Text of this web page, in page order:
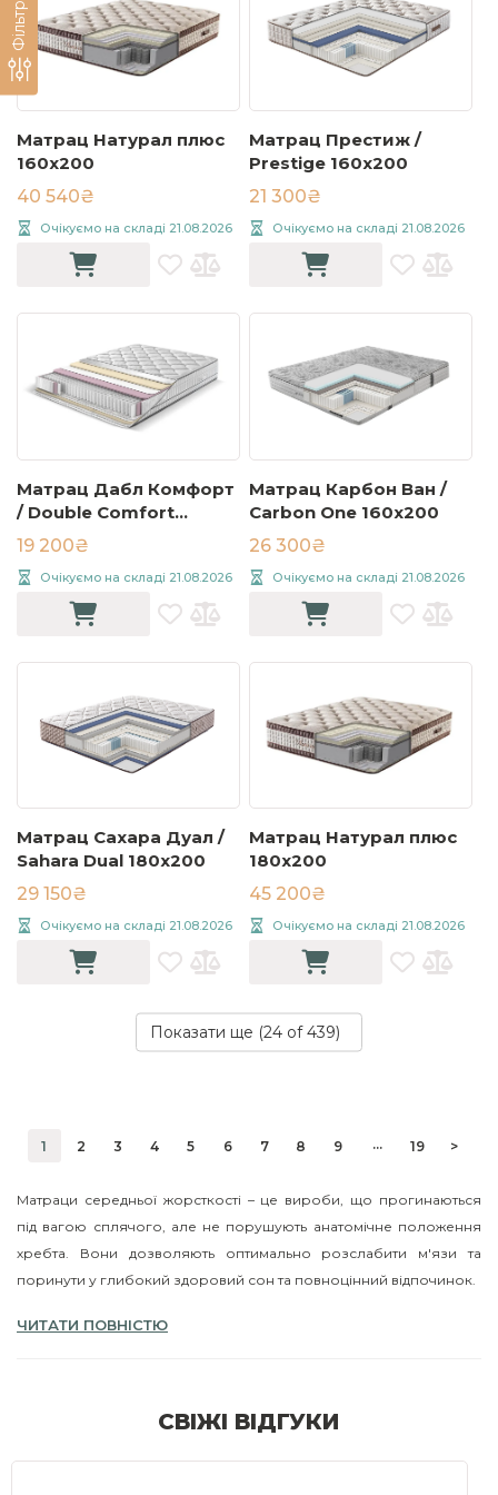
Фільтри
Матрац Натурал плюс
160x200
40 540₴
Очікуємо на складі 21.08.2026
Матрац Престиж /
Prestige 160x200
21 300₴
Очікуємо на складі 21.08.2026
Матрац Дабл Комфорт
/ Double Comfort
160x200
19 200₴
Очікуємо на складі 21.08.2026
Матрац Карбон Ван /
Carbon One 160x200
26 300₴
Очікуємо на складі 21.08.2026
Матрац Сахара Дуал /
Sahara Dual 180x200
29 150₴
Очікуємо на складі 21.08.2026
Матрац Натурал плюс
180x200
45 200₴
Очікуємо на складі 21.08.2026
Показати ще (24 of 439)
1 2 3 4 5 6 7 8 9 ... 19 >
Матраци середньої жорсткості – це вироби, що прогинаються
під вагою сплячого, але не порушують анатомічне положення
хребта. Вони дозволяють оптимально розслабити м'язи та
поринути у глибокий здоровий сон та повноцінний відпочинок.
Якщо ви хочете купити матрац середньої жорсткості, у нашому
ЧИТАТИ ПОВНІСТЮ
СВІЖІ ВІДГУКИ